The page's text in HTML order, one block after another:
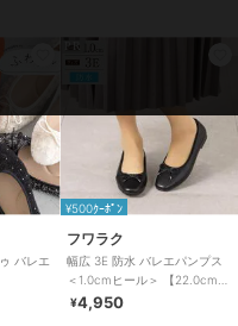
バレエ
PR
¥500ｸｰﾎﾟﾝ
フワラク
幅広 3E 防水 バレエパンプス
＜1.0cmヒール＞ 【22.0cm～
25.0cm】
¥4,950